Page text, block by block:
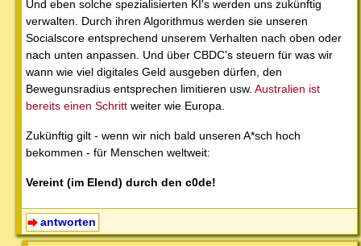
Und eben solche spezialisierten KI's werden uns zukünftig
verwalten. Durch ihren Algorithmus werden sie unseren
Socialscore entsprechend unserem Verhalten nach oben oder
nach unten anpassen. Und über CBDC's steuern für was wir
wann wie viel digitales Geld ausgeben dürfen, den
Bewegunsradius entsprechen limitieren usw. Australien ist
bereits einen Schritt weiter wie Europa.
Zukünftig gilt - wenn wir nich bald unseren A*sch hoch
bekommen - für Menschen weltweit:
Vereint (im Elend) durch den c0de!
antworten